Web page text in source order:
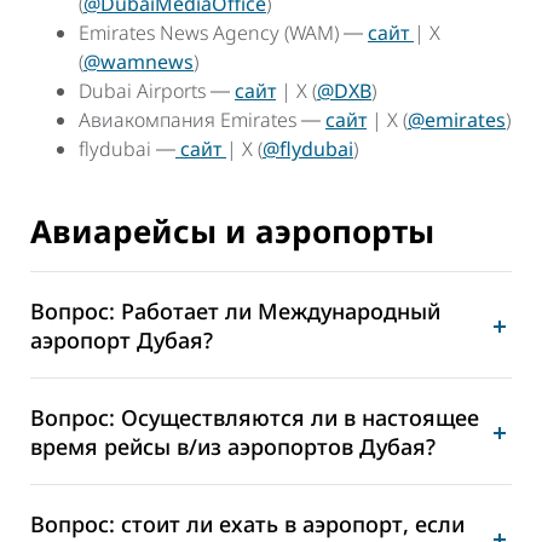
Emirates News Agency (WAM) ―сайт | X
(@wamnews)
Dubai Airports ―сайт| X (@DXB)
Авиакомпания Emirates ―сайт| X (@emirates)
flydubai ―сайт | X (@flydubai)
Авиарейсы и аэропорты
Вопрос: Работает ли Международный
аэропорт Дубая?
Вопрос: Осуществляются ли в настоящее
время рейсы в/из аэропортов Дубая?
Вопрос: стоит ли ехать в аэропорт, если